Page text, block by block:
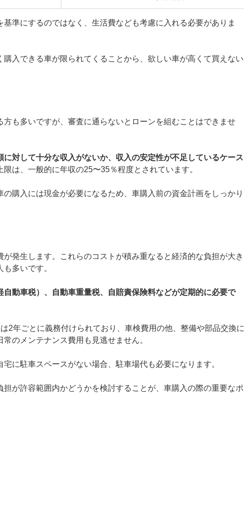
準にするのではなく、生活費なども考慮に入れる必要がありま
入できる車が限られてくることから、欲しい車が高くて買えない
も多いですが、審査に通らないとローンを組むことはできませ
対して十分な収入がないか、収入の安定性が不足しているケース
限は、一般的に年収の25〜35％程度とされています。
購入には現金が必要になるため、車購入前の資金計画をしっかり
発生します。これらのコストが積み重なると経済的な負担が大き
多いです。
動車税）、自動車重量税、自賠責保険料などが定期的に必要で
2年ごとに義務付けられており、車検費用の他、整備や部品交換に
のメンテナンス費用も見逃せません。
に駐車スペースがない場合、駐車場代も必要になります。
担が許容範囲内かどうかを検討することが、車購入の際の重要なポ